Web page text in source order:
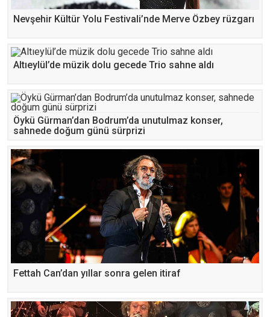
Nevşehir Kültür Yolu Festivali’nde Merve Özbey rüzgarı
Altıeylül’de müzik dolu gecede Trio sahne aldı
Öykü Gürman’dan Bodrum’da unutulmaz konser,
sahnede doğum günü sürprizi
Fettah Can’dan yıllar sonra gelen itiraf